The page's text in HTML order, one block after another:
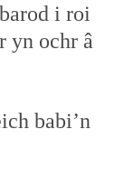
i roi
yn ochr â
babi’n